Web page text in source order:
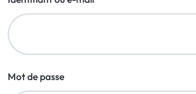
Mot de passe